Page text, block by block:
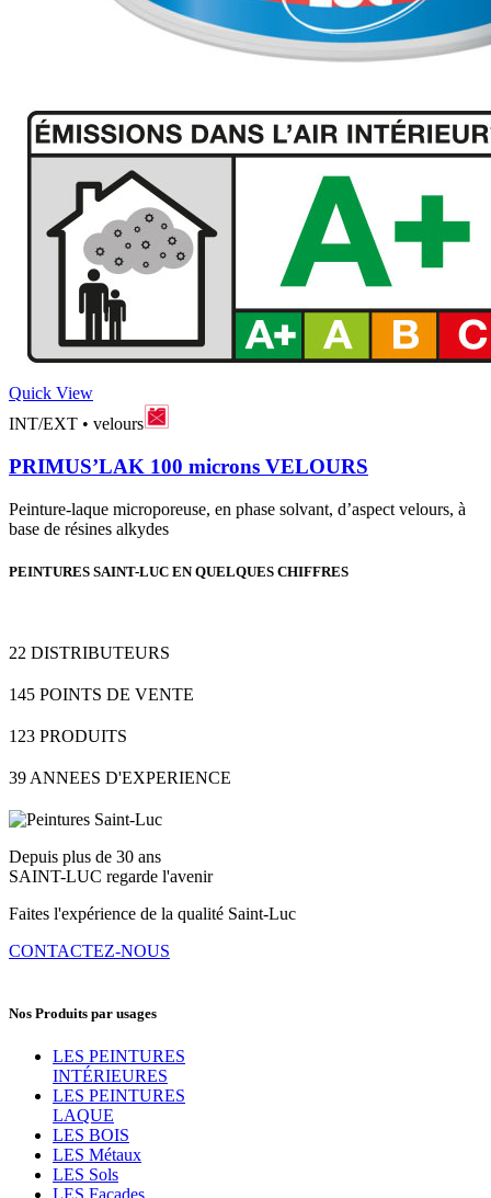
Quick View
INT/EXT • velours
PRIMUS’LAK 100 microns VELOURS
Peinture-laque microporeuse, en phase solvant, d’aspect velours, à
base de résines alkydes
PEINTURES SAINT-LUC EN QUELQUES CHIFFRES
22 DISTRIBUTEURS
145 POINTS DE VENTE
123 PRODUITS
39 ANNEES D'EXPERIENCE
Depuis plus de 30 ans
SAINT-LUC regarde l'avenir
Faites l'expérience de la qualité Saint-Luc
CONTACTEZ-NOUS
Nos Produits par usages
LES PEINTURES
INTÉRIEURES
LES PEINTURES
LAQUE
LES BOIS
LES Métaux
LES Sols